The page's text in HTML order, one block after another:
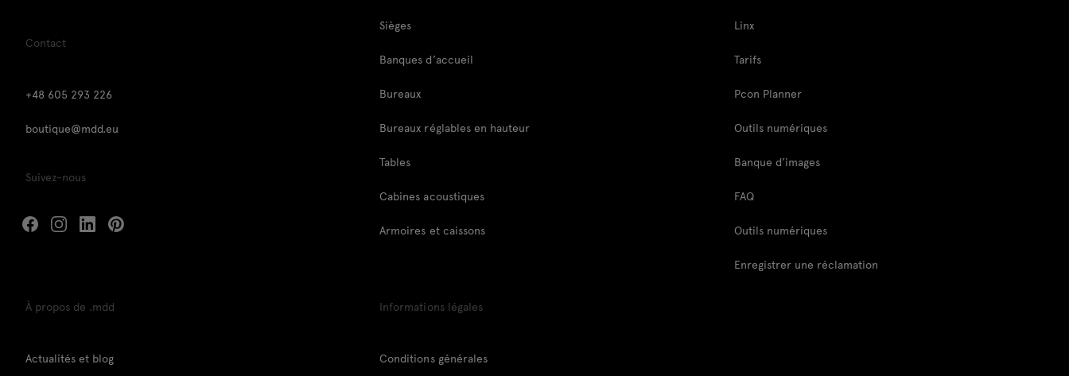
Contact
+48 605 293 226
boutique@mdd.eu
Suivez-nous
Sièges
Banques d’accueil
Bureaux
Bureaux réglables en hauteur
Tables
Cabines acoustiques
Armoires et caissons
Linx
Tarifs
Pcon Planner
Outils numériques
Banque d’images
FAQ
Outils numériques
Enregistrer une réclamation
À propos de .mdd
Actualités et blog
Informations légales
Conditions générales